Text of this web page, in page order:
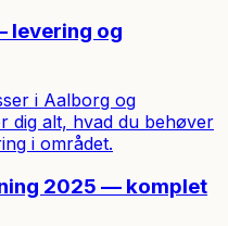
levering og
i Aalborg og
dig alt, hvad du behøver
i området.
2025 — komplet